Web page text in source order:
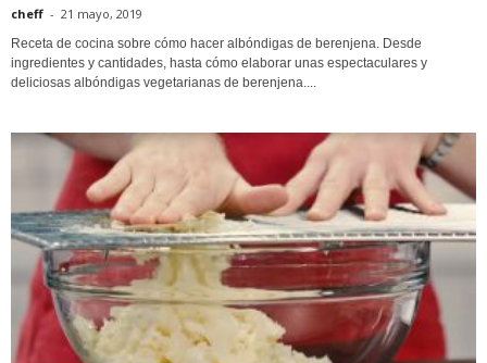
cheff - 21 mayo, 2019
Receta de cocina sobre cómo hacer albóndigas de berenjena. Desde
ingredientes y cantidades, hasta cómo elaborar unas espectaculares y
deliciosas albóndigas vegetarianas de berenjena....